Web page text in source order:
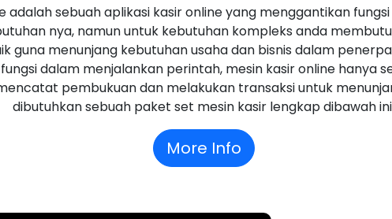
adalah sebuah aplikasi kasir online yang menggantikan
nya, namun untuk kebutuhan kompleks anda
guna menunjang kebutuhan usaha dan bisnis dalam
dalam menjalankan perintah, mesin kasir online hanya
pembukuan dan melakukan transaksi untuk
dibutuhkan sebuah paket set mesin kasir lengkap dibawah
More Info